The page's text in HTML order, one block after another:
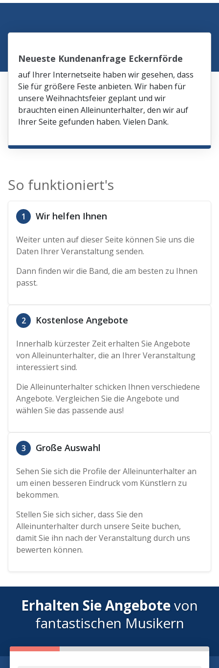
Neueste Kundenanfrage Eckernförde
auf Ihrer Internetseite haben wir gesehen, dass
Sie für größere Feste anbieten. Wir haben für
unsere Weihnachtsfeier geplant und wir
brauchten einen Alleinunterhalter, den wir auf
Ihrer Seite gefunden haben. Vielen Dank.
So funktioniert's
1 Wir helfen Ihnen
Weiter unten auf dieser Seite können Sie uns die
Daten Ihrer Veranstaltung senden.
Dann finden wir die Band, die am besten zu Ihnen
passt.
2 Kostenlose Angebote
Innerhalb kürzester Zeit erhalten Sie Angebote
von Alleinunterhalter, die an Ihrer Veranstaltung
interessiert sind.
Die Alleinunterhalter schicken Ihnen verschiedene
Angebote. Vergleichen Sie die Angebote und
wählen Sie das passende aus!
3 Große Auswahl
Sehen Sie sich die Profile der Alleinunterhalter an
um einen besseren Eindruck vom Künstlern zu
bekommen.
Stellen Sie sich sicher, dass Sie den
Alleinunterhalter durch unsere Seite buchen,
damit Sie ihn nach der Veranstaltung durch uns
bewerten können.
Erhalten Sie Angebotevon
fantastischen Musikern